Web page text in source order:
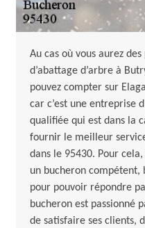
Au cas où vous aurez
d’abattage d’arbre à
pouvez compter sur
car c’est une entreprise
qualifiée qui est dans la
fournir le meilleur
dans le 95430. Pour
un bucheron
pour pouvoir répondre
bucheron est passionné
de satisfaire ses clients,